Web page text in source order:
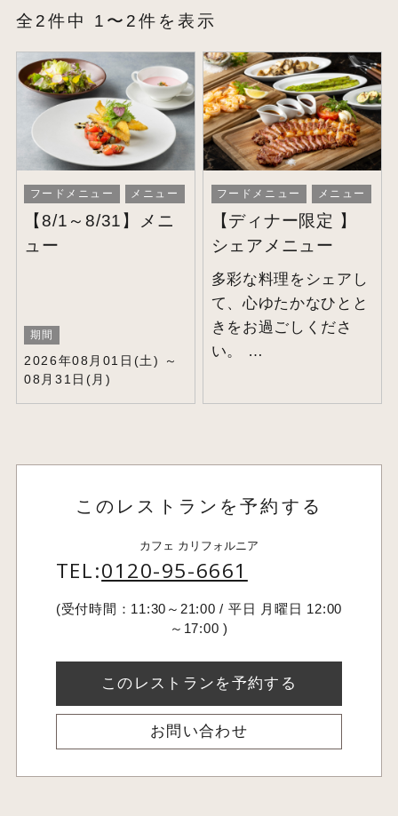
全2件中 1〜2件を表示
フードメニュー メニュー
【8/1～8/31】メニ
ュー
期間
2026年08月01日(土) ～
08月31日(月)
フードメニュー メニュー
【ディナー限定 】
シェアメニュー
多彩な料理をシェアし
て、心ゆたかなひとと
きをお過ごしくださ
い。
このレストランを予約する
カフェ カリフォルニア
TEL:0120-95-6661
(受付時間：11:30～21:00 / 平日 月曜日 12:00
～17:00 )
このレストランを予約する
お問い合わせ